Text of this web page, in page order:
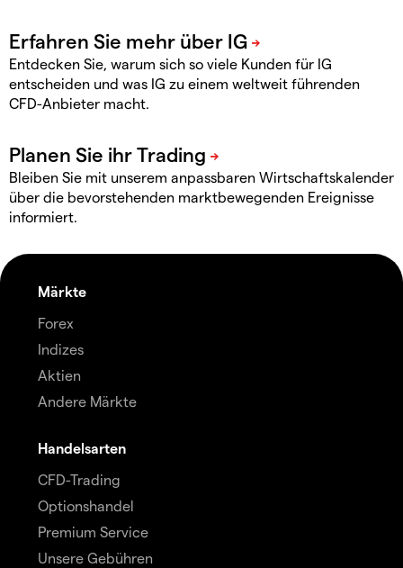
Entdecken Sie, warum sich so viele Kunden für IG
entscheiden und was IG zu einem weltweit führenden
CFD-Anbieter macht.
Bleiben Sie mit unserem anpassbaren Wirtschaftskalender
über die bevorstehenden marktbewegenden Ereignisse
informiert.
Märkte
Forex
Indizes
Aktien
Andere Märkte
Handelsarten
CFD-Trading
Optionshandel
Premium Service
Unsere Gebühren